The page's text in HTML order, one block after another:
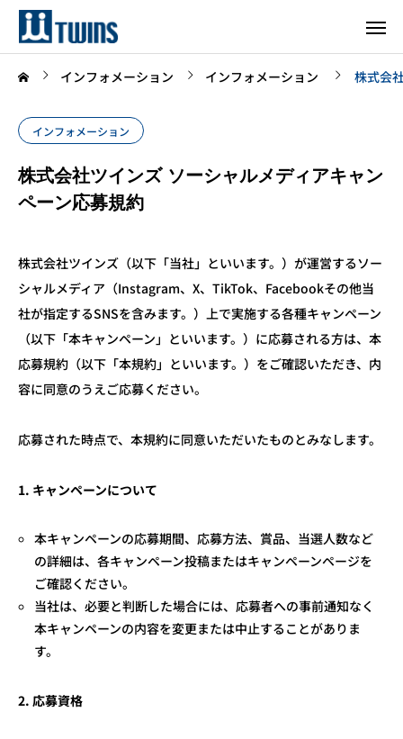
インフォメーション インフォメーション 株式会
インフォメーション
株式会社ツインズ ソーシャルメディアキャン
ペーン応募規約
株式会社ツインズ（以下「当社」といいます。）が運営するソー
シャルメディア（Instagram、X、TikTok、Facebookその他当
社が指定するSNSを含みます。）上で実施する各種キャンペーン
（以下「本キャンペーン」といいます。）に応募される方は、本
応募規約（以下「本規約」といいます。）をご確認いただき、内
容に同意のうえご応募ください。
応募された時点で、本規約に同意いただいたものとみなします。
1. キャンペーンについて
本キャンペーンの応募期間、応募方法、賞品、当選人数など
の詳細は、各キャンペーン投稿またはキャンペーンページを
ご確認ください。
当社は、必要と判断した場合には、応募者への事前通知なく
本キャンペーンの内容を変更または中止することがありま
す。
2. 応募資格